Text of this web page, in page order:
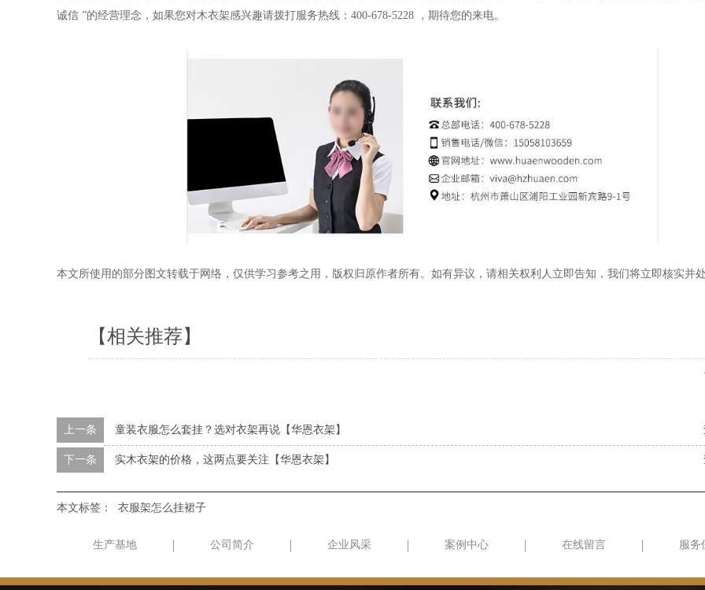
诚信 ”的经营理念，如果您对木衣架感兴趣请拨打服务热线： 400-678-5228 ，期待您的来电。
本文所使用的部分图文转载于网络，仅供学习参考之用，版权归原作者所有。如有异议，请相关权利人立即告知，我们将立即核实并处
【相关推荐】
上一条 童装衣服怎么套挂？选对衣架再说【华恩衣架】
下一条 实木衣架的价格，这两点要关注【华恩衣架】
本文标签： 衣服架怎么挂裙子
生产基地 公司简介 企业风采 案例中心 在线留言 服务